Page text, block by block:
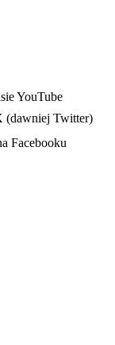
YouTube
(dawniej Twitter)
Facebooku